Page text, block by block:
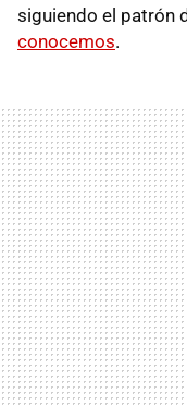
siguiendo el patrón
conocemos.